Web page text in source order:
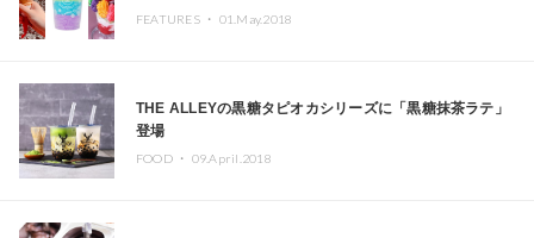
FEATURES ・ 01.May.2018
THE ALLEYの黒糖タピオカシリーズに「黒糖抹茶ラテ」
登場
FOOD ・ 09.April.2018